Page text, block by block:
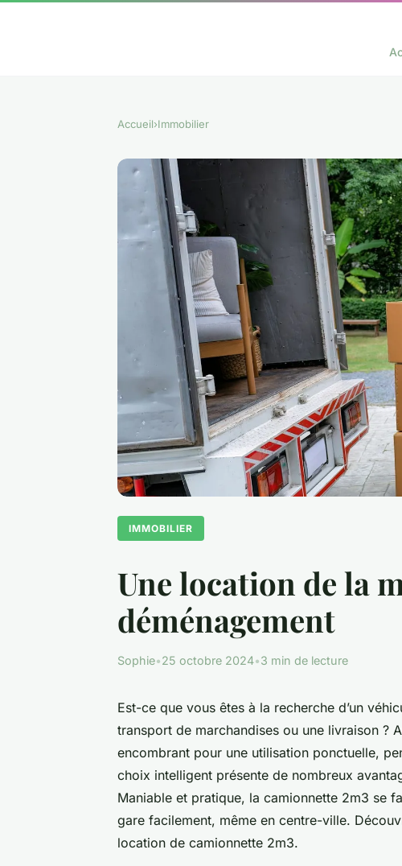
Accueil›Immobilier
IMMOBILIER
Une location de la
déménagement
Sophie•25 octobre 2024•3 min de lecture
Est-ce que vous êtes à la recherche d’un
transport de marchandises ou une livraison ?
encombrant pour une utilisation ponctuelle,
choix intelligent présente de nombreux
Maniable et pratique, la camionnette 2m3 se
gare facilement, même en centre-ville.
location de camionnette 2m3.